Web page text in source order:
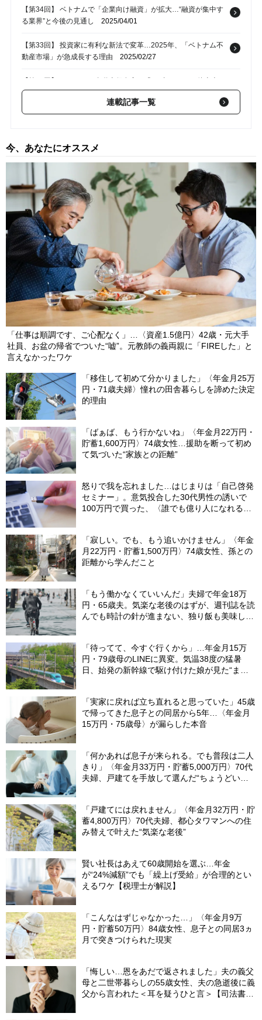
【第34回】 ベトナムで「企業向け融資」が拡大…“融資が集中す
る業界”と今後の見通し
2025/04/01
【第33回】 投資家に有利な新法で変革…2025年、「ベトナム不
動産市場」が急成長する理由 2025/02/27
ジア諸国と比べて“圧倒的に低い理由”2025/02/13
【第31回】 ベトナム首相がホーチミン市の「新都市計画」を承
ンが「外国人向け販売」を開始2024/12/19
連載記事一覧
今、あなたにオススメ
「仕事は順調です、ご心配なく」…〈資産1.5億円〉42歳・元大手
社員、お盆の帰省でついた“嘘”。元教師の義両親に「FIREした」と
言えなかったワケ
「移住して初めて分かりました」〈年金月25万
円・71歳夫婦〉憧れの田舎暮らしを諦めた決定
的理由
「ばぁば、もう行かないね」〈年金月22万円・
貯蓄1,600万円〉74歳女性…援助を断って初め
て気づいた“家族との距離”
怒りで我を忘れました…はじまりは「自己啓発
セミナー」。意気投合した30代男性の誘いで
100万円で買った、〈誰でも億り人になれる
「寂しい。でも、もう追いかけません」〈年金
月22万円・貯蓄1,500万円〉74歳女性、孫との
距離から学んだこと
「もう働かなくていいんだ」夫婦で年金18万
円・65歳夫。気楽な老後のはずが、週刊誌を読
んでも時計の針が進まない、独り飯も美味しく
「待ってて、今すぐ行くから」…年金月15万
円・79歳母のLINEに異変。気温38度の猛暑
日、始発の新幹線で駆け付けた娘が見た“まさ
「実家に戻れば立ち直れると思っていた」45歳
で帰ってきた息子との同居から5年…〈年金月
15万円・75歳母〉が漏らした本音
「何かあれば息子が来られる。でも普段は二人
きり」〈年金月33万円・貯蓄5,000万円〉70代
夫婦、戸建てを手放して選んだ“ちょうどいい
「戸建てには戻れません」〈年金月32万円・貯
蓄4,800万円〉70代夫婦、都心タワマンへの住
み替えで叶えた“気楽な老後”
賢い社長はあえて60歳開始を選ぶ…年金
が“24%減額”でも「繰上げ受給」が合理的とい
えるワケ【税理士が解説】
「こんなはずじゃなかった…」〈年金月9万
円・貯蓄50万円〉84歳女性、息子との同居3ヵ
月で突きつけられた現実
「悔しい…恩をあだで返されました」夫の義父
母と二世帯暮らしの55歳女性、夫の急逝後に義
父から言われた＜耳を疑うひと言＞【司法書士